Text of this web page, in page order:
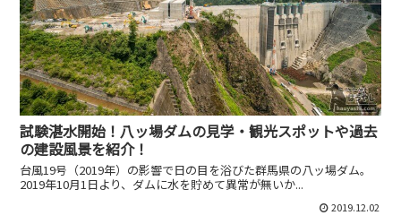
試験湛水開始！八ッ場ダムの見学・観光スポットや過去
の建設風景を紹介！
台風19号（2019年）の影響で日の目を浴びた群馬県の八ッ場ダム。
2019年10月1日より、ダムに水を貯めて異常が無いか...
2019.12.02